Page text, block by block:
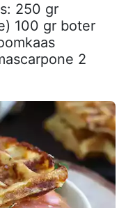
250 gr
100 gr boter
2